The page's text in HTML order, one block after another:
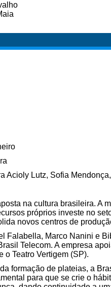
Acioly Lutz, Sofia
na cultura brasileira. A
próprios investe no
novos centros de
Falabella, Marco Nanini e
Telecom. A empresa
o Teatro Vertigem (SP).
formação de plateias, a
para que se crie o